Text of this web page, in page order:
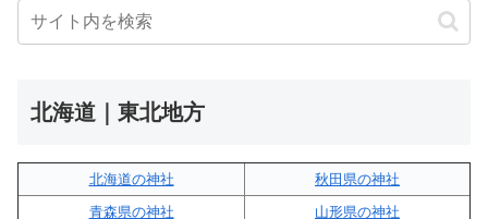
北海道｜東北地方
北海道の神社
秋田県の神社
青森県の神社
山形県の神社